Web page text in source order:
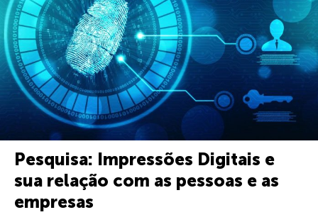
Pesquisa: Impressões Digitais e
sua relação com as pessoas e as
empresas